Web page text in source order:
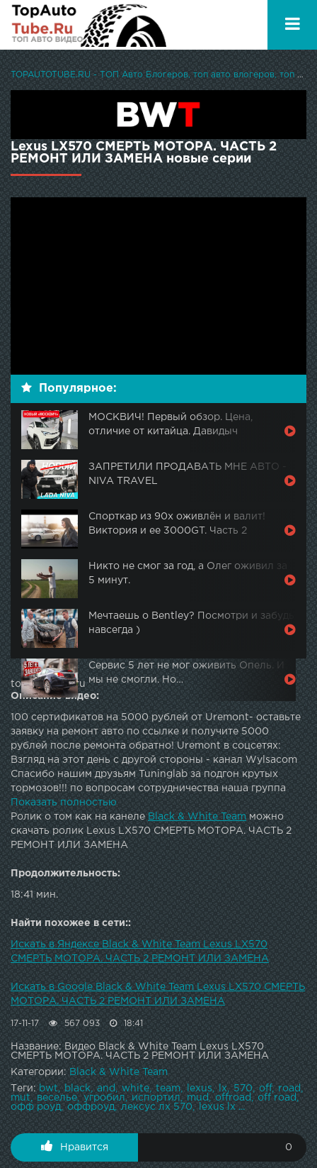
TOPAUTOTUBE.RU - ТОП Авто Блогеров, топ авто влогеров, топ авто ютуберов
Lexus LX570 СМЕРТЬ МОТОРА. ЧАСТЬ 2
РЕМОНТ ИЛИ ЗАМЕНА новые серии
Популярное:
МОСКВИЧ! Первый обзор. Цена,
отличие от китайца. Давидыч
ЗАПРЕТИЛИ ПРОДАВАТЬ МНЕ АВТО -
NIVA TRAVEL
Спорткар из 90х оживлён и валит!
Виктория и ее 3000GT. Часть 2
Никто не смог за год, а Олег оживил за
5 минут.
Мечтаешь о Bentley? Посмотри и забудь
навсегда )
Сервис 5 лет не мог оживить Опель. И
мы не смогли. Но…
topautotube.ru
Описание видео:
100 сертификатов на 5000 рублей от Uremont- оставьте
заявку на ремонт авто по ссылке и получите 5000
рублей после ремонта обратно! Uremont в соцсетях:
Взгляд на этот день с другой стороны - канал Wylsacom
Спасибо нашим друзьям Tuninglab за подгон крутых
тормозов!!! по вопросам сотрудничества наша группа
Наш Инстаграм (здесь все в режиме online)
Показать полностью
Ролик о том как на канеле Black & White Team можно
скачать ролик Lexus LX570 СМЕРТЬ МОТОРА. ЧАСТЬ 2
РЕМОНТ ИЛИ ЗАМЕНА
Продолжительность:
18:41 мин.
Найти похожее в сети::
Искать в Яндексе Black & White Team Lexus LX570
СМЕРТЬ МОТОРА. ЧАСТЬ 2 РЕМОНТ ИЛИ ЗАМЕНА
Искать в Google Black & White Team Lexus LX570 СМЕРТЬ
МОТОРА. ЧАСТЬ 2 РЕМОНТ ИЛИ ЗАМЕНА
17-11-17 567 093 18:41
Название: Видео Black & White Team Lexus LX570
СМЕРТЬ МОТОРА. ЧАСТЬ 2 РЕМОНТ ИЛИ ЗАМЕНА
Категории: Black & White Team
Теги: bwt black and white team lexus lx 570 off
road
mut
веселье угробил испортил mud offroad
off road
офф роуд
оффроуд лексус лх 570 lexus lx ...
Нравится 0